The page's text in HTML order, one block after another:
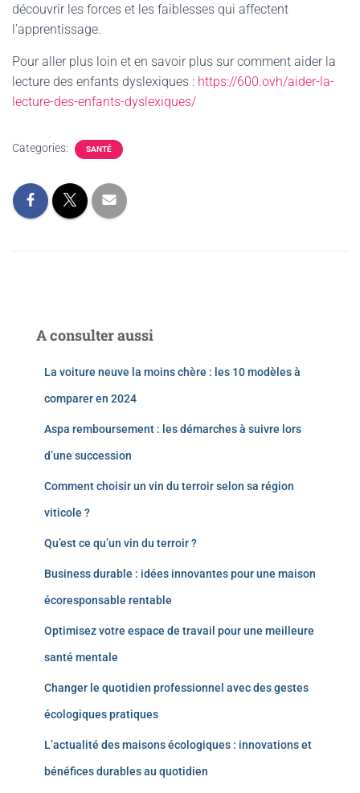
découvrir les forces et les faiblesses qui affectent
l’apprentissage.
Pour aller plus loin et en savoir plus sur comment aider la
lecture des enfants dyslexiques : https://600.ovh/aider-la-
lecture-des-enfants-dyslexiques/
Categories: SANTÉ
A consulter aussi
La voiture neuve la moins chère : les 10 modèles à
comparer en 2024
Aspa remboursement : les démarches à suivre lors
d’une succession
Comment choisir un vin du terroir selon sa région
viticole ?
Qu’est ce qu’un vin du terroir ?
Business durable : idées innovantes pour une maison
écoresponsable rentable
Optimisez votre espace de travail pour une meilleure
santé mentale
Changer le quotidien professionnel avec des gestes
écologiques pratiques
L’actualité des maisons écologiques : innovations et
bénéfices durables au quotidien